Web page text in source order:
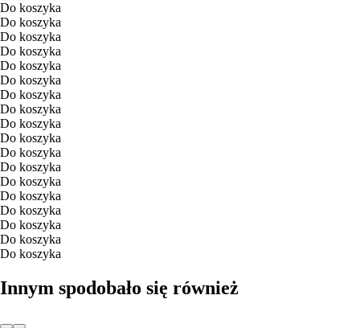
Do koszyka
Do koszyka
Do koszyka
Do koszyka
Do koszyka
Do koszyka
Do koszyka
Do koszyka
Do koszyka
Do koszyka
Do koszyka
Do koszyka
Do koszyka
Do koszyka
Do koszyka
Do koszyka
Do koszyka
Do koszyka
Innym spodobało się również